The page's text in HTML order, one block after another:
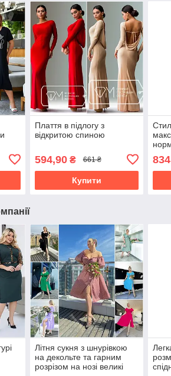
Плаття в підлогу з
відкритою спиною
594,90₴ 661 ₴
Купити
Літня сукня з шнурівкою
на декольте та гарним
розрізом на нозі великі